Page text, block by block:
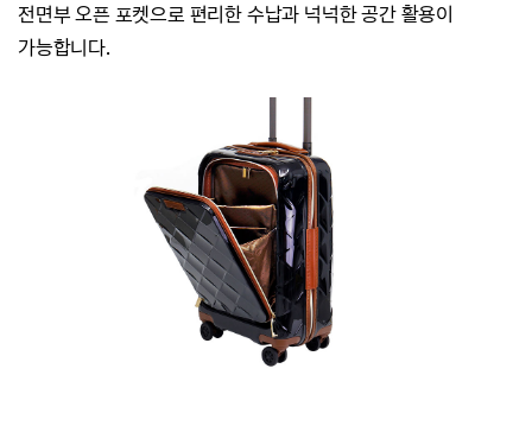
전면부 오픈 포켓으로 편리한 수납과 넉넉한 공간 활용이
가능합니다.